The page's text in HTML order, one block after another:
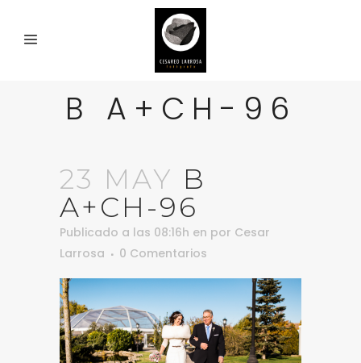
B A+CH-96
23 MAY B
A+CH-96
Publicado a las 08:16h en por Cesar
Larrosa
0 Comentarios